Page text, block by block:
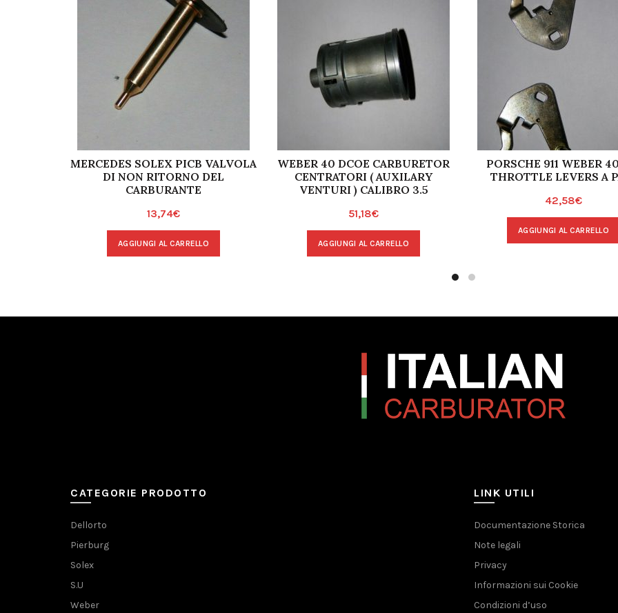
MERCEDES SOLEX PICB VALVOLA
DI NON RITORNO DEL
CARBURANTE
13,74€
AGGIUNGI AL CARRELLO
WEBER 40 DCOE CARBURETOR
CENTRATORI ( AUXILARY
VENTURI ) CALIBRO 3.5
51,18€
AGGIUNGI AL CARRELLO
PORSCHE 911 WEBER
THROTTLE LEVERS A
42,58€
AGGIUNGI AL CARRELLO
CATEGORIE PRODOTTO
Dellorto
Pierburg
Solex
S.U
Weber
LINK UTILI
Documentazione Storica
Note legali
Privacy
Informazioni sui Cookie
Condizioni d’uso